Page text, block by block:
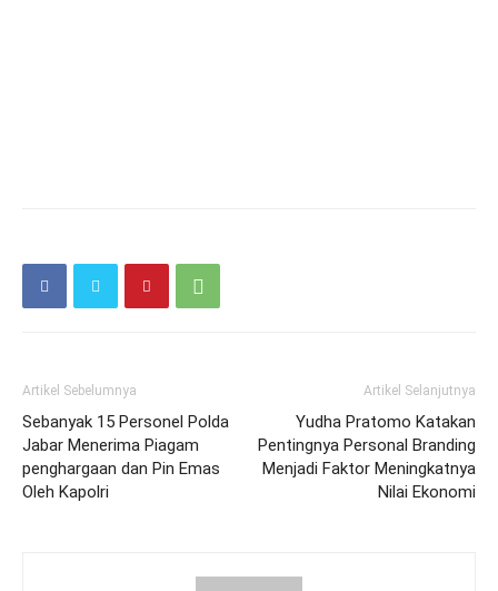
Artikel Sebelumnya
Sebanyak 15 Personel Polda
Jabar Menerima Piagam
penghargaan dan Pin Emas
Oleh Kapolri
Artikel Selanjutnya
Yudha Pratomo Katakan
Pentingnya Personal Branding
Menjadi Faktor Meningkatnya
Nilai Ekonomi